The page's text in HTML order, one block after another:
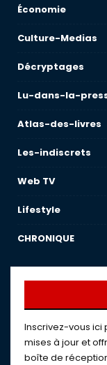
Économie
Culture-Medias
Décryptages
Lu-dans-la-
Atlas-des-livres
Les-indiscrets
Web TV
Lifestyle
CHRONIQUE
Inscrivez-vous ici
mises à jour et
boîte de